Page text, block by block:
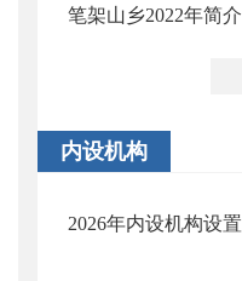
笔架山乡2022年简介
内设机构
2026年内设机构设置